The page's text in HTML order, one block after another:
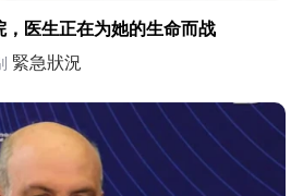
医生正在为她的生命而战
緊急狀況